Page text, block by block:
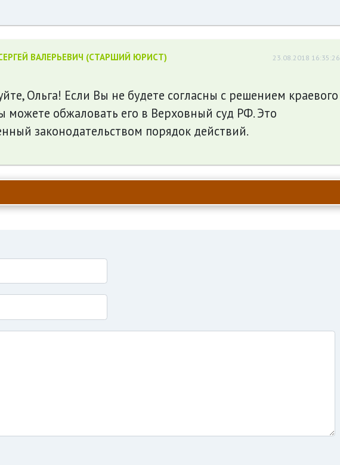
ВАЛЕРЬЕВИЧ (СТАРШИЙ ЮРИСТ) 23.08.2018 16:35:26
Ольга! Если Вы не будете согласны с решением краевого
можете обжаловать его в Верховный суд РФ. Это
законодательством порядок действий.